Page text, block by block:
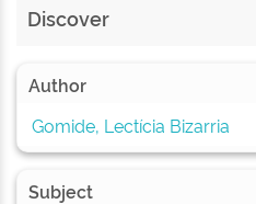
Discover
Author
Gomide, Lectícia Bizarria
Subject